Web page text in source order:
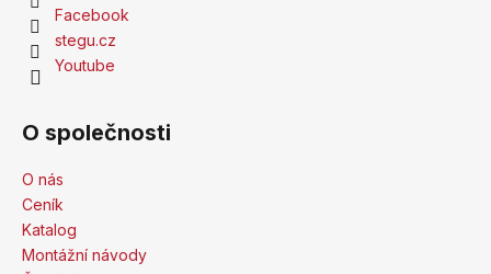
Facebook
stegu.cz
Youtube
O společnosti
O nás
Ceník
Katalog
Montážní návody